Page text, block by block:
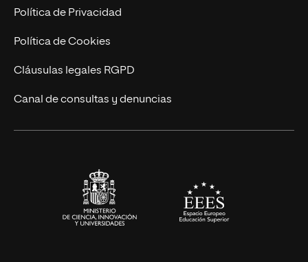
Marketing y Comunicación
Ingeniería
Diseño
Ciencias de la Salud
Política de Privacidad
Política de Cookies
Cláusulas legales RGPD
Canal de consultas y denuncias